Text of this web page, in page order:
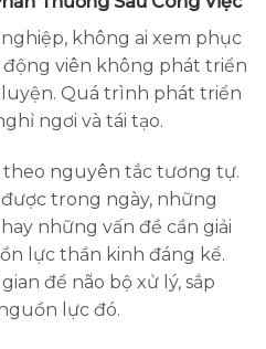
không ai xem phục
động viên không phát triển
Quá trình phát triển
ngơi và tái tạo.
nguyên tắc tương tự.
trong ngày, những
những vấn đề cần giải
lực thần kinh đáng kể.
để não bộ xử lý, sắp
lực đó.